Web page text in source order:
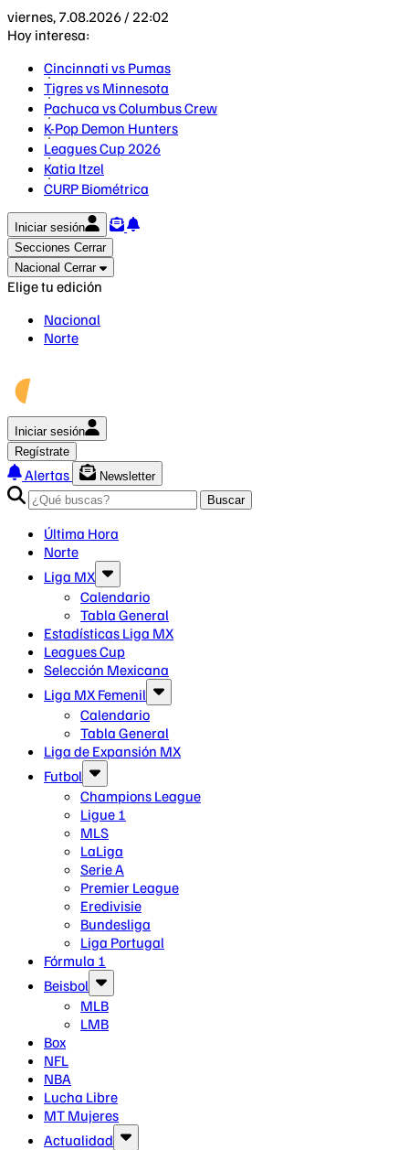
viernes, 7.08.2026 / 22:02
Hoy interesa:
Cincinnati vs Pumas
Tigres vs Minnesota
Pachuca vs Columbus Crew
K-Pop Demon Hunters
Leagues Cup 2026
Katia Itzel
CURP Biométrica
Iniciar sesión
Secciones Cerrar
Nacional Cerrar
Elige tu edición
Nacional
Norte
Iniciar sesión
Regístrate
Alertas
Newsletter
Buscar
Última Hora
Norte
Liga MX
Calendario
Tabla General
Estadísticas Liga MX
Leagues Cup
Selección Mexicana
Liga MX Femenil
Calendario
Tabla General
Liga de Expansión MX
Futbol
Champions League
Ligue 1
MLS
LaLiga
Serie A
Premier League
Eredivisie
Bundesliga
Liga Portugal
Fórmula 1
Beisbol
MLB
LMB
Box
NFL
NBA
Lucha Libre
MT Mujeres
Actualidad